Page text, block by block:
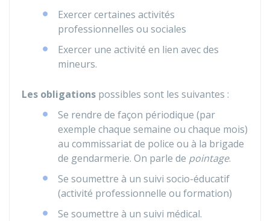
Exercer certaines activités
professionnelles ou sociales
Exercer une activité en lien avec des
mineurs.
Les obligations possibles sont les suivantes :
Se rendre de façon périodique (par
exemple chaque semaine ou chaque mois)
au commissariat de police ou à la brigade
de gendarmerie. On parle de pointage.
Se soumettre à un suivi socio-éducatif
(activité professionnelle ou formation)
Se soumettre à un suivi médical.